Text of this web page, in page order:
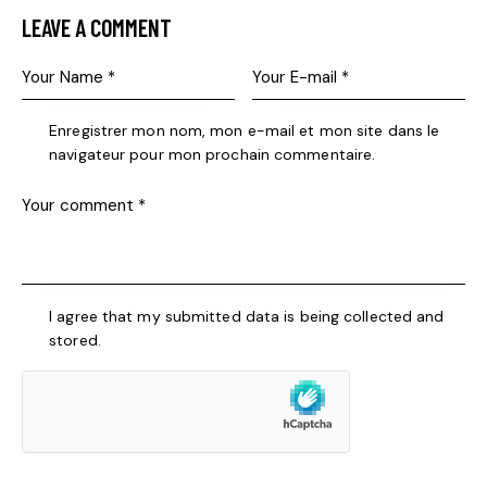
LEAVE A COMMENT
Enregistrer mon nom, mon e-mail et mon site dans le
navigateur pour mon prochain commentaire.
I agree that my submitted data is being collected and
stored.